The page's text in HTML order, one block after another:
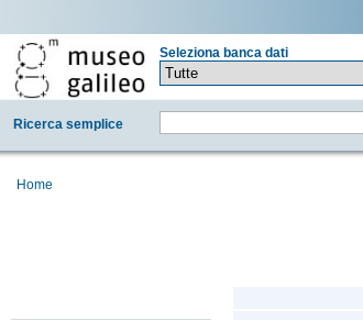
Seleziona banca dati
Ricerca semplice
Home